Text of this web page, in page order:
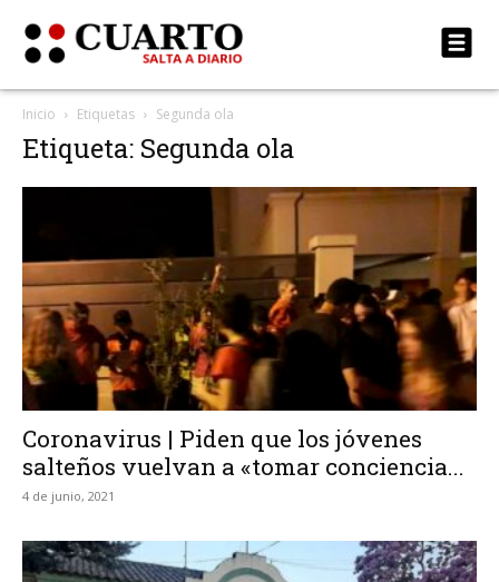
Inicio Etiquetas Segunda ola
Etiqueta: Segunda ola
Coronavirus | Piden que los jóvenes
salteños vuelvan a «tomar conciencia...
4 de junio, 2021